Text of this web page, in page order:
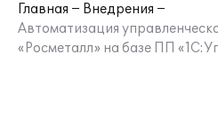
Главная
Внедрения
Автоматизация
«Росметалл» на базе ПП